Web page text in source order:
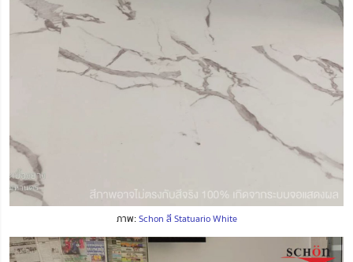
ภาพ:Schon สี Statuario White